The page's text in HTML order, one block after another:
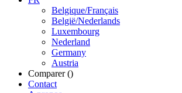
Belgique/Français
België/Nederlands
Luxembourg
Nederland
Germany
Austria
Comparer ()
Contact